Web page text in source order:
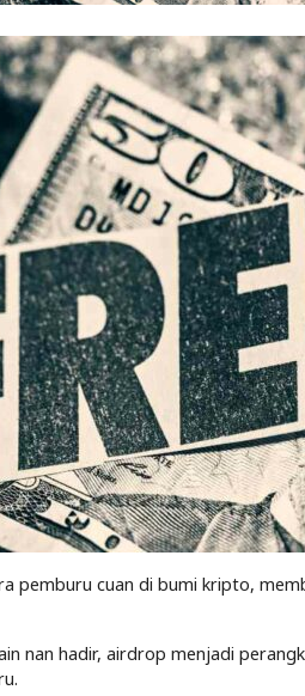
pemburu cuan di bumi kripto,
nan hadir, airdrop menjadi